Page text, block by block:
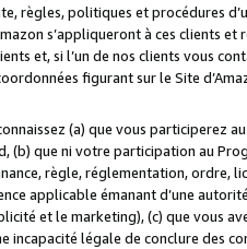
règles, politiques et procédures
s’appliqueront à ces clients
et, si l’un de nos clients vous
figurant sur le Site
(a) que vous participerez
(b) que ni votre participation au
règle, réglementation, ordre,
applicable émanant d’une
et le marketing), (c) que vous
incapacité légale de conclure des